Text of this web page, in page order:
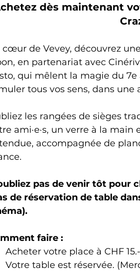
dès maintenant
cœur de Vevey, découvrez
en partenariat avec
qui mêlent la magie du
tous vos sens, dans
les rangées de sièges
ami·e·s, un verre à la
accompagnée de
pas de venir tôt pour
de réservation de table
faire :
Acheter votre place à CHF 15.-
Votre table est réservée.